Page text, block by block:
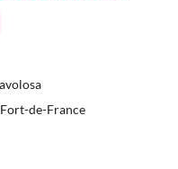
Fort-de-France